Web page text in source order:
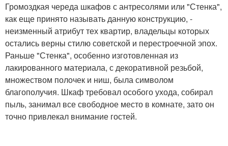
Громоздкая череда шкафов с антресолями или "Стенка",
как еще принято называть данную конструкцию, -
неизменный атрибут тех квартир, владельцы которых
остались верны стилю советской и перестроечной эпох.
Раньше "Стенка", особенно изготовленная из
лакированного материала, с декоративной резьбой,
множеством полочек и ниш, была символом
благополучия. Шкаф требовал особого ухода, собирал
пыль, занимал все свободное место в комнате, зато он
точно привлекал внимание гостей.